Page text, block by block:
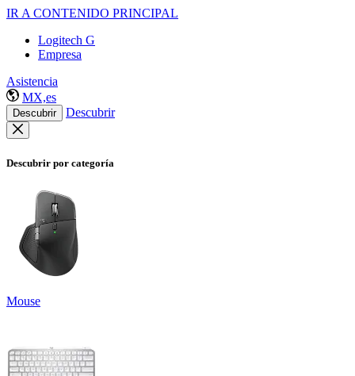
IR A CONTENIDO PRINCIPAL
Logitech G
Empresa
Asistencia
MX,es
Descubrir Descubrir
Descubrir por categoría
Mouse